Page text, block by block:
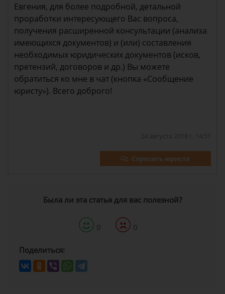
Евгения, для более подробной, детальной
проработки интересующего Вас вопроса,
получения расширенной консультации (анализа
имеющихся документов) и (или) составления
необходимых юридических документов (исков,
претензий, договоров и др.) Вы можете
обратиться ко мне в чат (кнопка «Сообщение
юристу»). Всего доброго!
24 августа 2018 г. 14:51
Спросить юриста
Была ли эта статья для вас полезной?
0 0
Поделиться: